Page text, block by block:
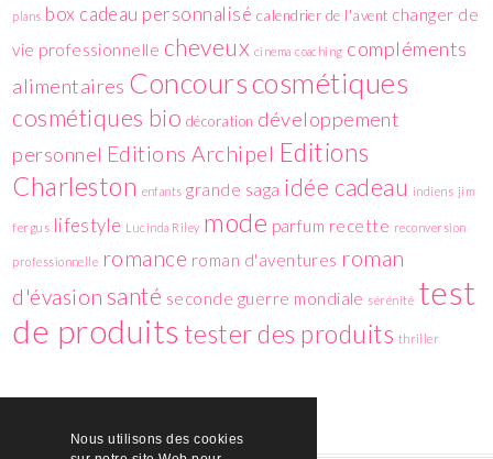
Nous utilisons des cookies
plans box cadeau personnalisé calendrier de l'avent changer de
vie professionnelle cheveux cinema coaching compléments
alimentaires Concourscosmétiques
cosmétiques bio décoration développement
personnel Editions Archipel Editions
Charleston enfants grande saga idée cadeau indiens jim
fergus lifestyle Lucinda Riley mode parfum recette reconversion
professionnelle romance roman d'aventures roman
d'évasion santé seconde guerre mondiale sérénité test
de produits tester des produits thriller